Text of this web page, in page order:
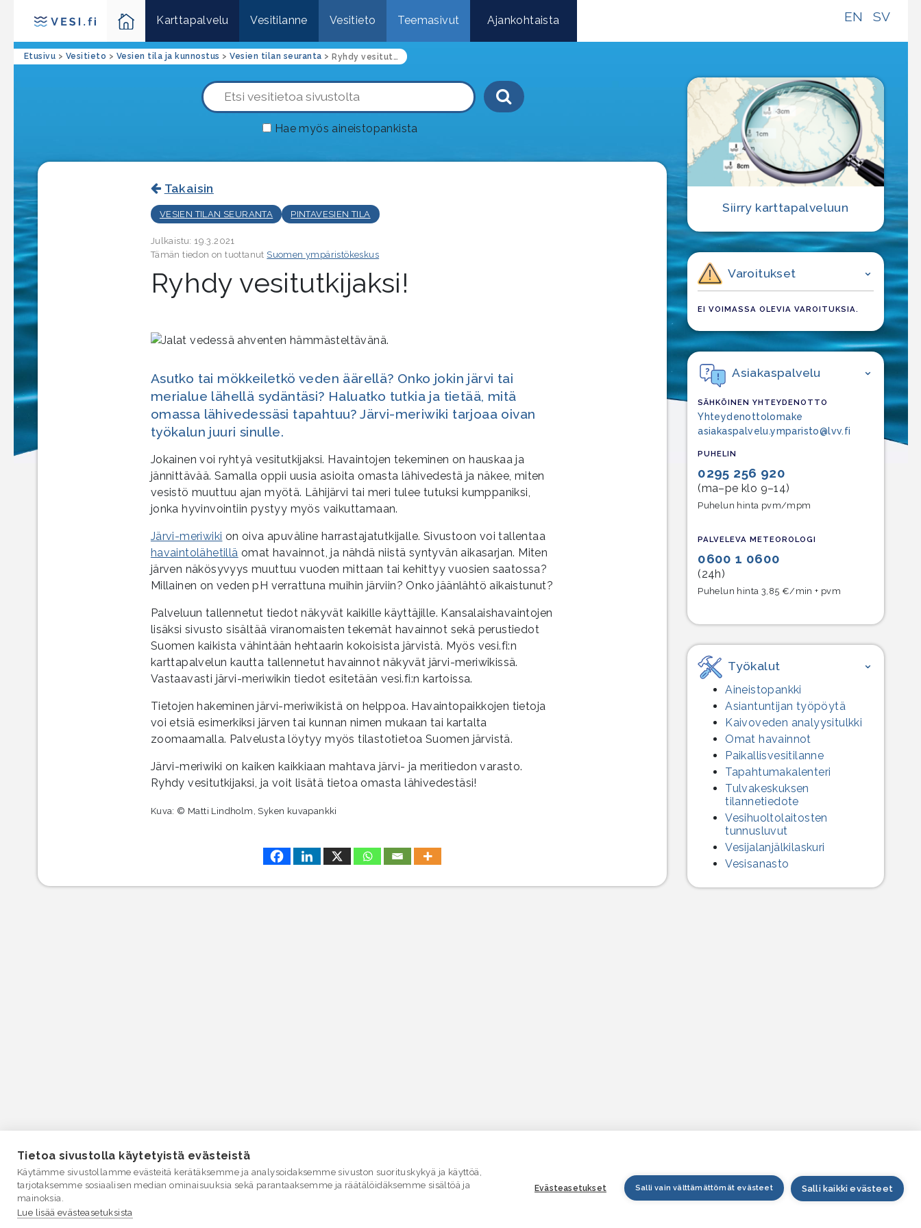
SV
EN
Karttapalvelu Vesitilanne Vesitieto Teemasivut Ajankohtaista
Etusivu > Vesitieto > Vesien tila ja kunnostus > Vesien tilan seuranta > Ryhdy vesitutkijaksi!
Haku-painike
Hae myös aineistopankista
Takaisin
VESIEN TILAN SEURANTA PINTAVESIEN TILA
Julkaistu: 19.3.2021
Tämän tiedon on tuottanut Suomen ympäristökeskus
Ryhdy vesitutkijaksi!
Asutko tai mökkeiletkö veden äärellä? Onko jokin järvi tai
merialue lähellä sydäntäsi? Haluatko tutkia ja tietää, mitä
omassa lähivedessäsi tapahtuu? Järvi-meriwiki tarjoaa oivan
työkalun juuri sinulle.
Jokainen voi ryhtyä vesitutkijaksi. Havaintojen tekeminen on hauskaa ja
jännittävää. Samalla oppii uusia asioita omasta lähivedestä ja näkee, miten
vesistö muuttuu ajan myötä. Lähijärvi tai meri tulee tutuksi kumppaniksi,
jonka hyvinvointiin pystyy myös vaikuttamaan.
Järvi-meriwiki on oiva apuväline harrastajatutkijalle. Sivustoon voi tallentaa
havaintolähetillä omat havainnot, ja nähdä niistä syntyvän aikasarjan. Miten
järven näkösyvyys muuttuu vuoden mittaan tai kehittyy vuosien saatossa?
Millainen on veden pH verrattuna muihin järviin? Onko jäänlähtö aikaistunut?
Palveluun tallennetut tiedot näkyvät kaikille käyttäjille. Kansalaishavaintojen
lisäksi sivusto sisältää viranomaisten tekemät havainnot sekä perustiedot
Suomen kaikista vähintään hehtaarin kokoisista järvistä. Myös vesi.fi:n
karttapalvelun kautta tallennetut havainnot näkyvät järvi-meriwikissä.
Vastaavasti järvi-meriwikin tiedot esitetään vesi.fi:n kartoissa.
Tietojen hakeminen järvi-meriwikistä on helppoa. Havaintopaikkojen tietoja
voi etsiä esimerkiksi järven tai kunnan nimen mukaan tai kartalta
zoomaamalla. Palvelusta löytyy myös tilastotietoa Suomen järvistä.
Järvi-meriwiki on kaiken kaikkiaan mahtava järvi- ja meritiedon varasto.
Ryhdy vesitutkijaksi, ja voit lisätä tietoa omasta lähivedestäsi!
Kuva: © Matti Lindholm, Syken kuvapankki
Siirry karttapalveluun
Varoitukset
EI VOIMASSA OLEVIA VAROITUKSIA.
Asiakaspalvelu
SÄHKÖINEN YHTEYDENOTTO
Yhteydenottolomake
asiakaspalvelu.ymparisto@lvv.fi
PUHELIN
0295 256 920
(ma–pe klo 9–14)
Puhelun hinta pvm/mpm
PALVELEVA METEOROLOGI
0600 1 0600
(24h)
Puhelun hinta 3,85 €/min + pvm
Työkalut
Aineistopankki
Asiantuntijan työpöytä
Kaivoveden analyysitulkki
Omat havainnot
Paikallisvesitilanne
Tapahtumakalenteri
Tulvakeskuksen
tilannetiedote
Vesihuolto­laitosten
tunnusluvut
Vesijalanjälki­laskuri
Vesisanasto
Tietoa sivustolla käytetyistä evästeistä
Käytämme sivustollamme evästeitä kerätäksemme ja analysoidaksemme sivuston suorituskykyä ja käyttöä,
tarjotaksemme sosiaalisen median ominaisuuksia sekä parantaaksemme ja räätälöidäksemme sisältöä ja
mainoksia.
Lue lisää evästeasetuksista
Evästeasetukset Salli vain välttämättömät evästeet Salli kaikki evästeet